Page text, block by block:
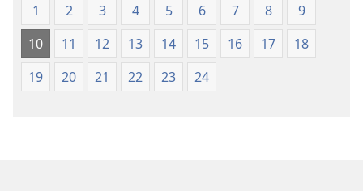
(revisión
del
2019)
(revisión
del
2019)
1 2 3 4 5 6 7 8
9
10
11 12 13 14 15 16 17
18
19
20 21 22 23 24